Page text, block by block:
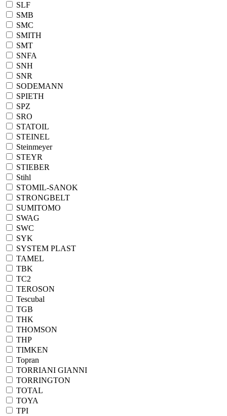
SLF
SMB
SMC
SMITH
SMT
SNFA
SNH
SNR
SODEMANN
SPIETH
SPZ
SRO
STATOIL
STEINEL
Steinmeyer
STEYR
STIEBER
Stihl
STOMIL-SANOK
STRONGBELT
SUMITOMO
SWAG
SWC
SYK
SYSTEM PLAST
TAMEL
TBK
TC2
TEROSON
Tescubal
TGB
THK
THOMSON
THP
TIMKEN
Topran
TORRIANI GIANNI
TORRINGTON
TOTAL
TOYA
TPI